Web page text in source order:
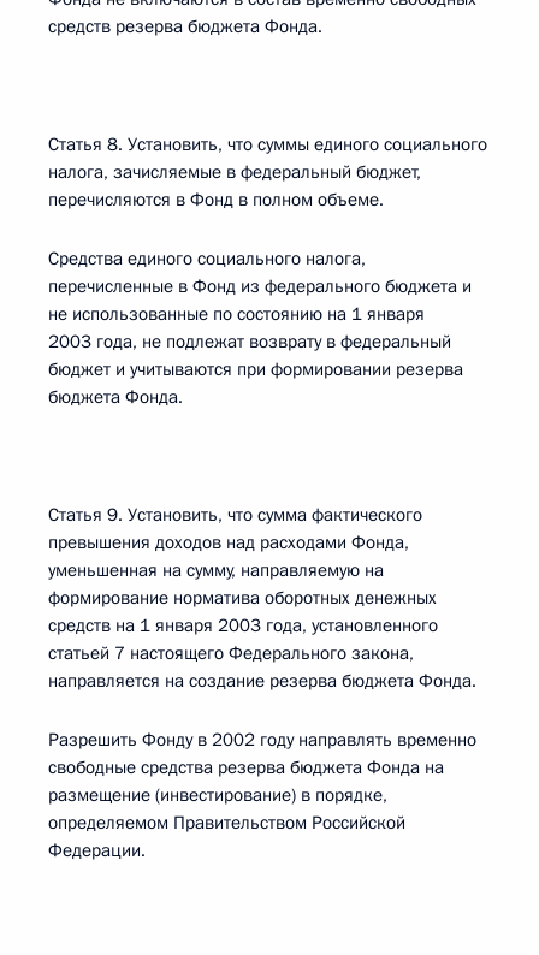
средств резерва бюджета Фонда.
Статья 8. Установить, что суммы единого социального
налога, зачисляемые в федеральный бюджет,
перечисляются в Фонд в полном объеме.
Средства единого социального налога,
перечисленные в Фонд из федерального бюджета и
не использованные по состоянию на 1 января
2003 года, не подлежат возврату в федеральный
бюджет и учитываются при формировании резерва
бюджета Фонда.
Статья 9. Установить, что сумма фактического
превышения доходов над расходами Фонда,
уменьшенная на сумму, направляемую на
формирование норматива оборотных денежных
средств на 1 января 2003 года, установленного
статьей 7 настоящего Федерального закона,
направляется на создание резерва бюджета Фонда.
Разрешить Фонду в 2002 году направлять временно
свободные средства резерва бюджета Фонда на
размещение (инвестирование) в порядке,
определяемом Правительством Российской
Федерации.